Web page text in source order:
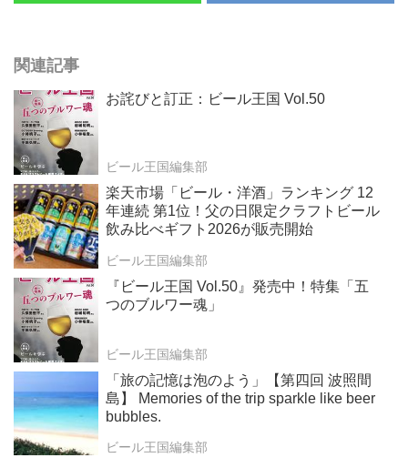
関連記事
お詫びと訂正：ビール王国 Vol.50
ビール王国編集部
楽天市場「ビール・洋酒」ランキング 12
年連続 第1位！父の日限定クラフトビール
飲み比べギフト2026が販売開始
ビール王国編集部
『ビール王国 Vol.50』発売中！特集「五
つのブルワー魂」
ビール王国編集部
「旅の記憶は泡のよう」【第四回 波照間
島】 Memories of the trip sparkle like beer
bubbles.
ビール王国編集部